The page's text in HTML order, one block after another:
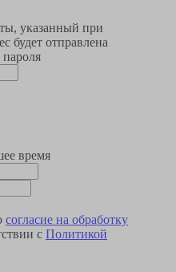
указанный при
будет отправлена
время
согласие на обработку
с Политикой